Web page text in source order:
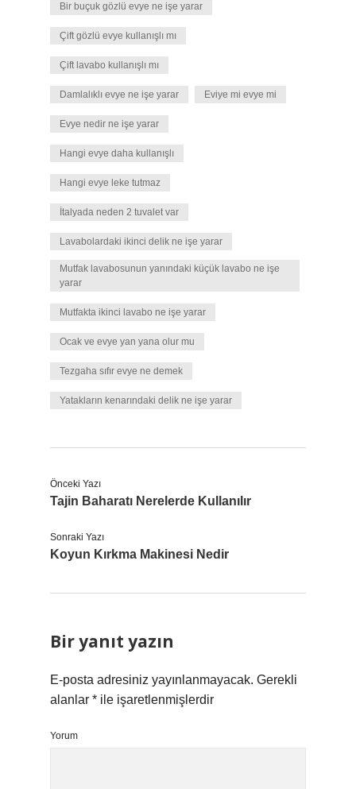
Bir buçuk gözlü evye ne işe yarar
Çift gözlü evye kullanışlı mı
Çift lavabo kullanışlı mı
Damlalıklı evye ne işe yarar Eviye mi evye mi
Evye nedir ne işe yarar
Hangi evye daha kullanışlı
Hangi evye leke tutmaz
İtalyada neden 2 tuvalet var
Lavabolardaki ikinci delik ne işe yarar
Mutfak lavabosunun yanındaki küçük lavabo ne işe
yarar
Mutfakta ikinci lavabo ne işe yarar
Ocak ve evye yan yana olur mu
Tezgaha sıfır evye ne demek
Yatakların kenarındaki delik ne işe yarar
Önceki Yazı
Tajin Baharatı Nerelerde Kullanılır
Sonraki Yazı
Koyun Kırkma Makinesi Nedir
Bir yanıt yazın
E-posta adresiniz yayınlanmayacak. Gerekli
alanlar * ile işaretlenmişlerdir
Yorum